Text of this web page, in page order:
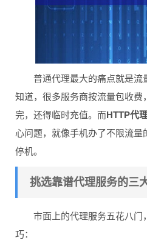
普通代理最大的痛点就是流
知道，很多服务商按流量包收费
完，还得临时充值。而HTTP代
心问题，就像手机办了不限流
停机。
挑选靠谱代理服务的三
市面上的代理服务五花八门
巧：